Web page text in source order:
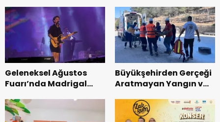
Bisikleti Turnuvası
Tamamlandı.
Teşkilatı ile buluştu.
Geleneksel Ağustos
Fuarı’nda Madrigal
Büyükşehirden Gerçeği
Aratmayan Yangın ve